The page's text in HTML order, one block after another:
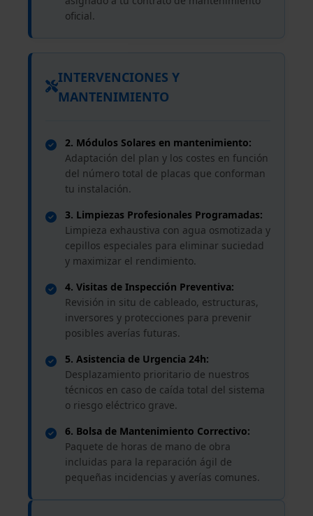
oficial.
INTERVENCIONES Y
MANTENIMIENTO
2. Módulos Solares en mantenimiento:
Adaptación del plan y los costes en función
del número total de placas que conforman
tu instalación.
3. Limpiezas Profesionales Programadas:
Limpieza exhaustiva con agua osmotizada y
cepillos especiales para eliminar suciedad
y maximizar el rendimiento.
4. Visitas de Inspección Preventiva:
Revisión in situ de cableado, estructuras,
inversores y protecciones para prevenir
posibles averías futuras.
5. Asistencia de Urgencia 24h:
Desplazamiento prioritario de nuestros
técnicos en caso de caída total del sistema
o riesgo eléctrico grave.
6. Bolsa de Mantenimiento Correctivo:
Paquete de horas de mano de obra
incluidas para la reparación ágil de
pequeñas incidencias y averías comunes.